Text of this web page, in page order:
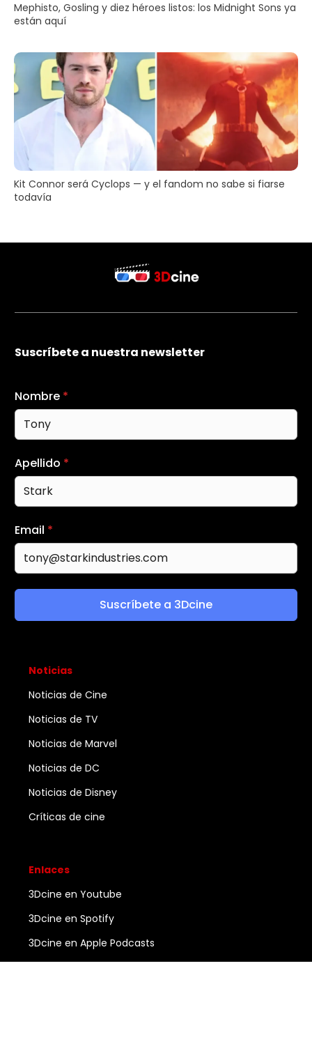
Mephisto, Gosling y diez héroes listos: los Midnight Sons ya
están aquí
Kit Connor será Cyclops — y el fandom no sabe si fiarse
todavía
Suscríbete a nuestra newsletter
Nombre *
Apellido *
Email *
Suscríbete a 3Dcine
Noticias
Noticias de Cine
Noticias de TV
Noticias de Marvel
Noticias de DC
Noticias de Disney
Críticas de cine
Enlaces
3Dcine en Youtube
3Dcine en Spotify
3Dcine en Apple Podcasts